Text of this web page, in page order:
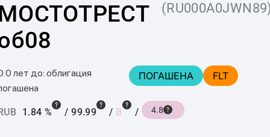
лет до: облигация
ПОГАШЕНА FLT
1.84 % / 99.99 / B / 4.8